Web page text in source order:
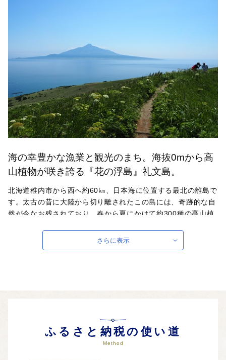
海の幸豊かな漁業と観光のまち。海抜0mから高
山植物が咲き誇る『花の浮島』礼文島。
北海道稚内市から西へ約60㎞、日本海に位置する最北の離島で
す。太古の昔に大陸から切り離されたこの島には、奇跡的な自
然が今なお残されており、春から夏にかけて約300種の高山植
さらに表示
ふるさと納税の使い道
Method